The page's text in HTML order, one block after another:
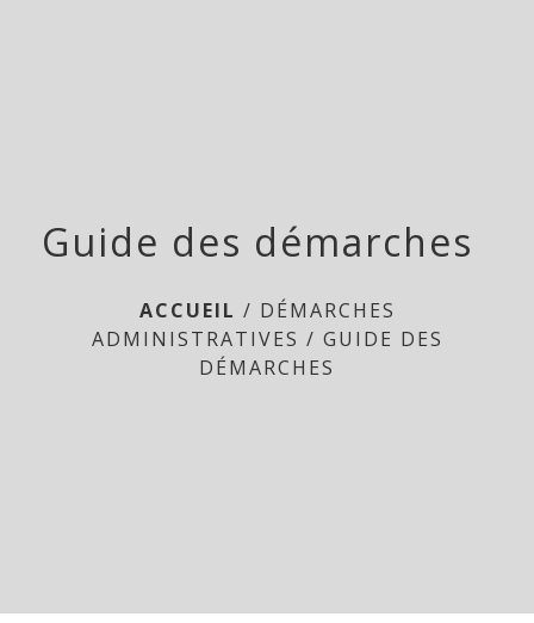
Guide des démarches
ACCUEIL / DÉMARCHES
ADMINISTRATIVES / GUIDE DES
DÉMARCHES